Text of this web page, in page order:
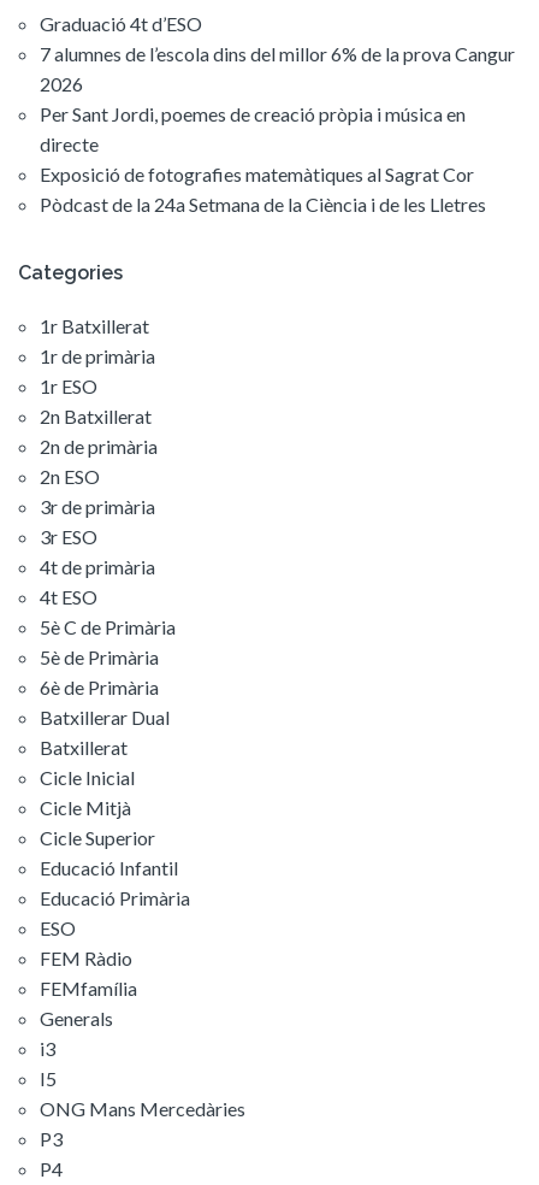
Graduació 4t d’ESO
7 alumnes de l’escola dins del millor 6% de la prova Cangur
2026
Per Sant Jordi, poemes de creació pròpia i música en
directe
Exposició de fotografies matemàtiques al Sagrat Cor
Pòdcast de la 24a Setmana de la Ciència i de les Lletres
Categories
1r Batxillerat
1r de primària
1r ESO
2n Batxillerat
2n de primària
2n ESO
3r de primària
3r ESO
4t de primària
4t ESO
5è C de Primària
5è de Primària
6è de Primària
Batxillerar Dual
Batxillerat
Cicle Inicial
Cicle Mitjà
Cicle Superior
Educació Infantil
Educació Primària
ESO
FEM Ràdio
FEMfamília
Generals
i3
I5
ONG Mans Mercedàries
P3
P4